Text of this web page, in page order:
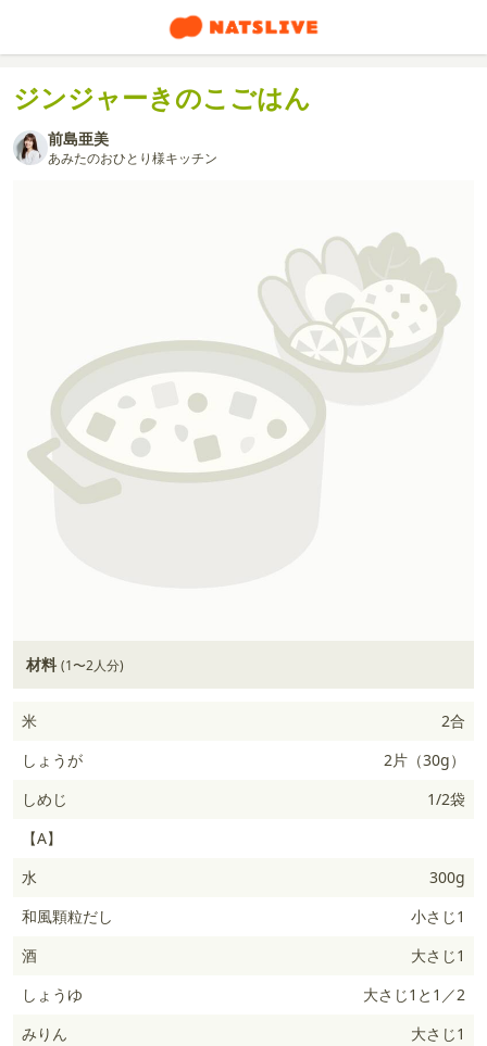
ジンジャーきのこごはん
前島亜美
あみたのおひとり様キッチン
材料 (1〜2人分)
米
2合
しょうが
2片（30g）
しめじ
1/2袋
【A】
水
300g
和風顆粒だし
小さじ1
酒
大さじ1
しょうゆ
大さじ1と1／2
みりん
大さじ1